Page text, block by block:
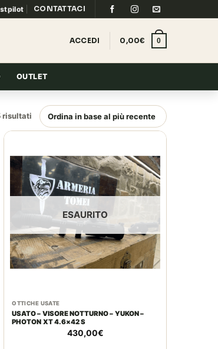
CONTATTACI
ACCEDI 0,00€ 0
OUTLET
risultatiOrdina
più
recente
ESAURITO
OTTICHE USATE
USATO – VISORE NOTTURNO – YUKON –
PHOTON XT 4.6×42 S
430,00€